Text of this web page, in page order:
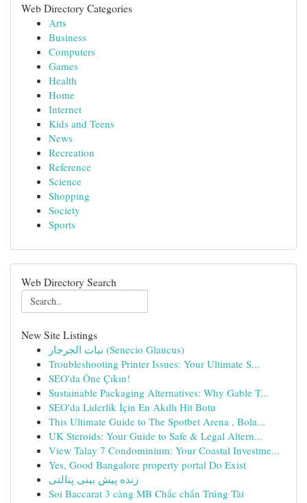
Web Directory Categories
Arts
Business
Computers
Games
Health
Home
Internet
Kids and Teens
News
Recreation
Reference
Science
Shopping
Society
Sports
Web Directory Search
New Site Listings
نبات الجرجار (Senecio Glaucus)
Troubleshooting Printer Issues: Your Ultimate S...
SEO'da Öne Çıkın!
Sustainable Packaging Alternatives: Why Gable T...
SEO'da Liderlik İçin En Akıllı Hit Botu
This Ultimate Guide to The Spotbet Arena , Bola...
UK Steroids: Your Guide to Safe & Legal Altern...
View Talay 7 Condominium: Your Coastal Investme...
Yes, Good Bangalore property portal Do Exist
زنده پیش بینی پنالتی
Soi Baccarat 3 càng MB Chắc chắn Trúng Tài